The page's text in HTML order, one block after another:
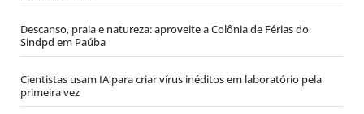
Descanso, praia e natureza: aproveite a Colônia de Férias do
Sindpd em Paúba
Cientistas usam IA para criar vírus inéditos em laboratório pela
primeira vez